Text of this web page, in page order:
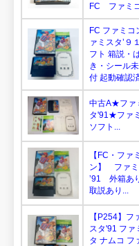
FC ファミコ
FC ファミコ
ァミスタ’９
フト 箱説・
き・シール
付 起動確認済
中古A★ファ
タ'91★ファ
ソフト...
【FC・ファ
ン】 ファミ
’91 外箱あ
取説あり...
【P254】フ
スタ'91 ファ
タ ナムコ フ